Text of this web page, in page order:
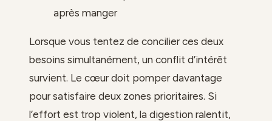
après manger
Lorsque vous tentez de concilier ces deux
besoins simultanément, un conflit d’intérêt
survient. Le cœur doit pomper davantage
pour satisfaire deux zones prioritaires. Si
l’effort est trop violent, la digestion ralentit,